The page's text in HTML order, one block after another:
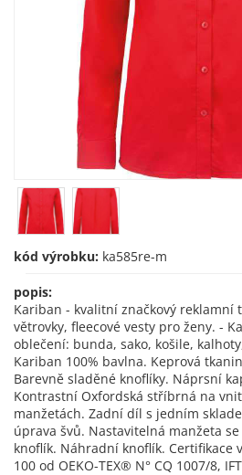
kód výrobku: ka585re-m
popis:
Kariban - kvalitní značkový reklamní
větrovky, fleecové vesty pro ženy. -
oblečení: bunda, sako, košile,
Kariban 100% bavlna. Keprová
Barevně sladěné knoflíky. Náprsní
Kontrastní Oxfordská stříbrná na
manžetách. Zadní díl s jedním
úprava švů. Nastavitelná manžeta
knoflík. Náhradní knoflík. Certifikace
100 od OEKO-TEX® N° CQ 1007/8,